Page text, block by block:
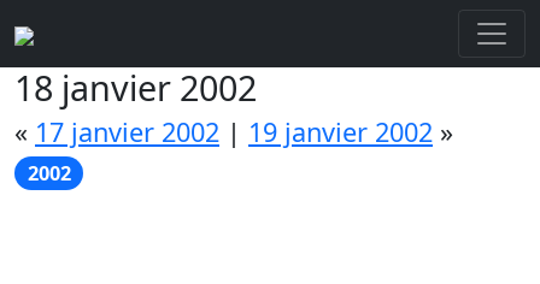
18 janvier 2002
« 17 janvier 2002 | 19 janvier 2002 »
2002